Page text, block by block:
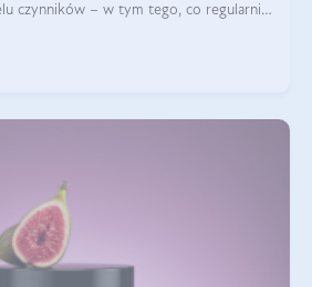
czynników – w tym tego, co regularnie